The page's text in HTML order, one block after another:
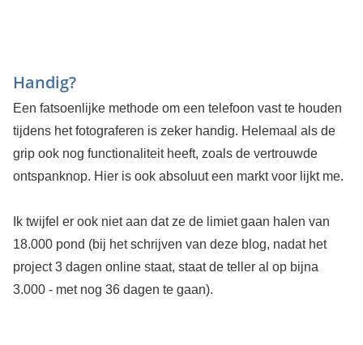
Handig?
Een fatsoenlijke methode om een telefoon vast te houden
tijdens het fotograferen is zeker handig. Helemaal als de
grip ook nog functionaliteit heeft, zoals de vertrouwde
ontspanknop. Hier is ook absoluut een markt voor lijkt me.
Ik twijfel er ook niet aan dat ze de limiet gaan halen van
18.000 pond (bij het schrijven van deze blog, nadat het
project 3 dagen online staat, staat de teller al op bijna
3.000 - met nog 36 dagen te gaan).